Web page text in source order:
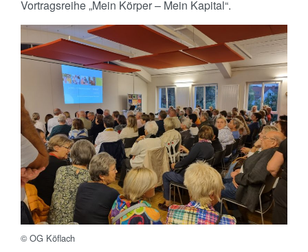
Vortragsreihe „Mein Körper – Mein Kapital“.
© OG Köflach